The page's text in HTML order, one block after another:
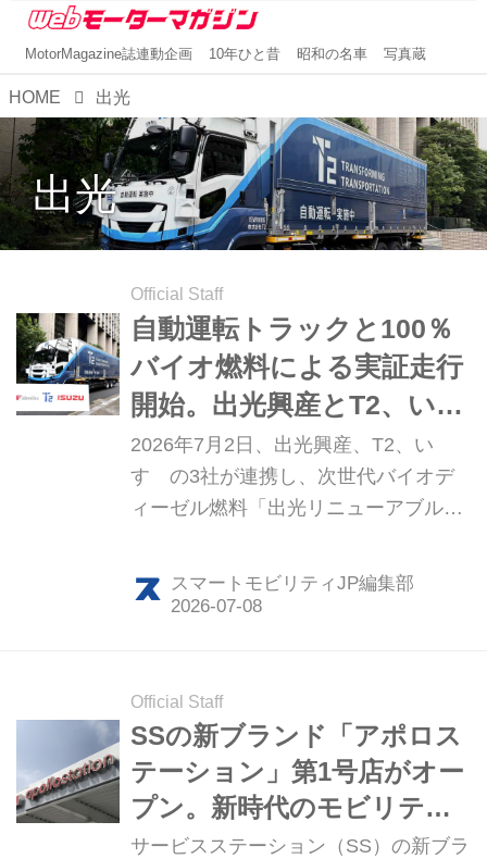
MotorMagazine誌連動企画 10年ひと昔 昭和の名車 写真蔵
HOME 出光
出光
Official Staff
自動運転トラックと100％
バイオ燃料による実証走行
開始。出光興産とT2、い
すゞが次世代バイオディー
ゼル燃料で連携
2026年7月2日、出光興産、T2、い
すゞの3社が連携し、次世代バイオデ
ィーゼル燃料「出光リニューアブルデ
り組みを開始した。T2の自動運転トラ
ックでの試験利用を通じて、給油オペ
スマートモビリティJP編集部
Official Staff
SSの新ブランド「アポロス
テーション」第1号店がオー
プン。新時代のモビリティ
社会を支える！
サービスステーション（SS）の新ブラ